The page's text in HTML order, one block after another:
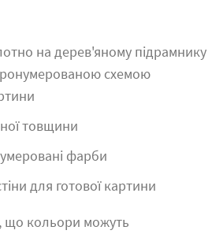
на дерев'яному підрамнику
схемою
товщини
фарби
для готової картини
що кольори можуть